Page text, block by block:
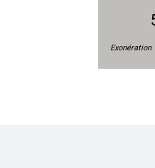
Exonération